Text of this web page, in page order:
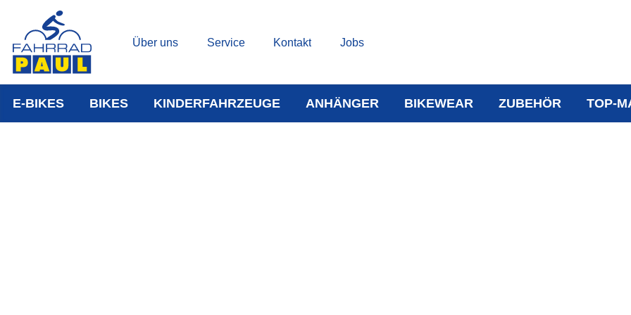
Über uns Service Kontakt Jobs
E-BIKES BIKES KINDERFAHRZEUGE ANHÄNGER BIKEWEAR ZUBEHÖR TOP-